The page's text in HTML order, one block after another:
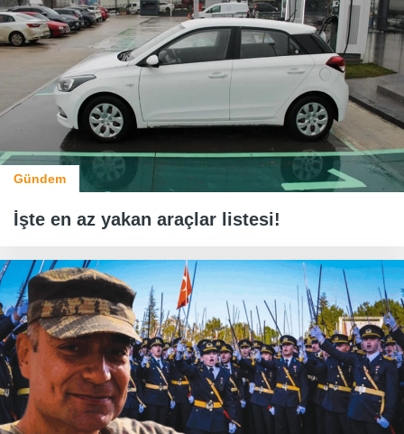
Gündem
İşte en az yakan araçlar listesi!